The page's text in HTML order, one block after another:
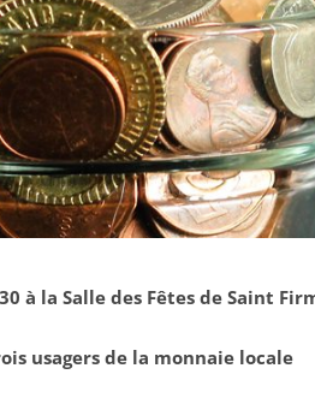
à la Salle des Fêtes de Saint
usagers de la monnaie locale